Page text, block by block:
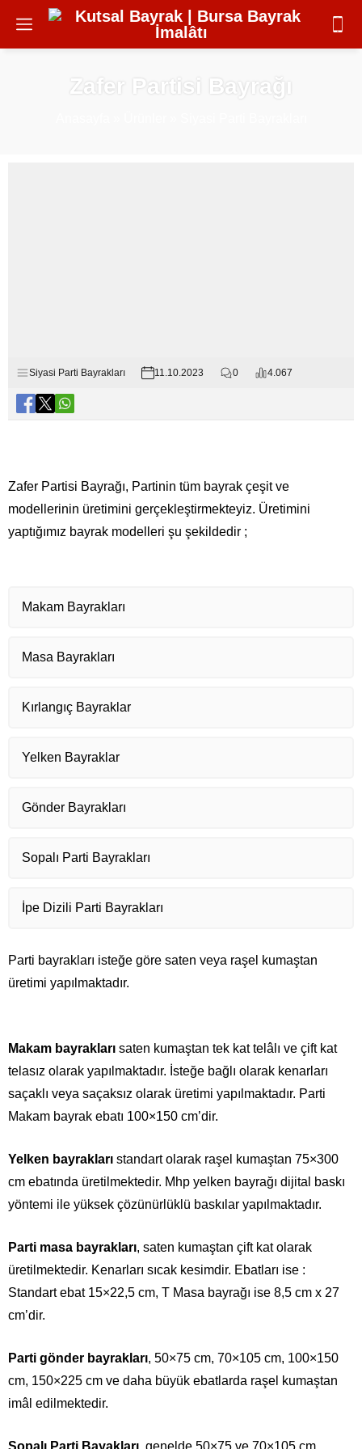
Zafer Partisi Bayrağı
Siyasi Parti Bayrakları 11.10.2023 0 4.067
Zafer Partisi Bayrağı, Partinin tüm bayrak çeşit ve
modellerinin üretimini gerçekleştirmekteyiz. Üretimini
yaptığımız bayrak modelleri şu şekildedir ;
Makam Bayrakları
Masa Bayrakları
Kırlangıç Bayraklar
Yelken Bayraklar
Gönder Bayrakları
Sopalı Parti Bayrakları
İpe Dizili Parti Bayrakları
Parti bayrakları isteğe göre saten veya raşel kumaştan
üretimi yapılmaktadır.
Makam bayrakları saten kumaştan tek kat telâlı ve çift kat
telasız olarak yapılmaktadır. İsteğe bağlı olarak kenarları
saçaklı veya saçaksız olarak üretimi yapılmaktadır. Parti
Makam bayrak ebatı 100×150 cm’dir.
Yelken bayrakları standart olarak raşel kumaştan 75×300
cm ebatında üretilmektedir. Mhp yelken bayrağı dijital baskı
yöntemi ile yüksek çözünürlüklü baskılar yapılmaktadır.
Parti masa bayrakları, saten kumaştan çift kat olarak
üretilmektedir. Kenarları sıcak kesimdir. Ebatları ise :
Standart ebat 15×22,5 cm, T Masa bayrağı ise 8,5 cm x 27
cm’dir.
Parti gönder bayrakları, 50×75 cm, 70×105 cm, 100×150
cm, 150×225 cm ve daha büyük ebatlarda raşel kumaştan
imâl edilmektedir.
Sopalı Parti Bayakları , genelde 50×75 ve 70×105 cm